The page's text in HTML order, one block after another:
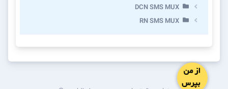
DCN SMS MUX
RN SMS MUX